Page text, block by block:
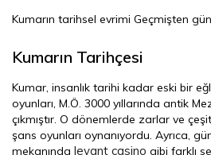
Kumarın tarihsel evrimi Geçmişten
Kumarın Tarihçesi
Kumar, insanlık tarihi kadar eski bir
oyunları, M.Ö. 3000 yıllarında antik
çıkmıştır. O dönemlerde zarlar ve
şans oyunları oynanıyordu. Ayrıca,
mekanında levant casino gibi farklı